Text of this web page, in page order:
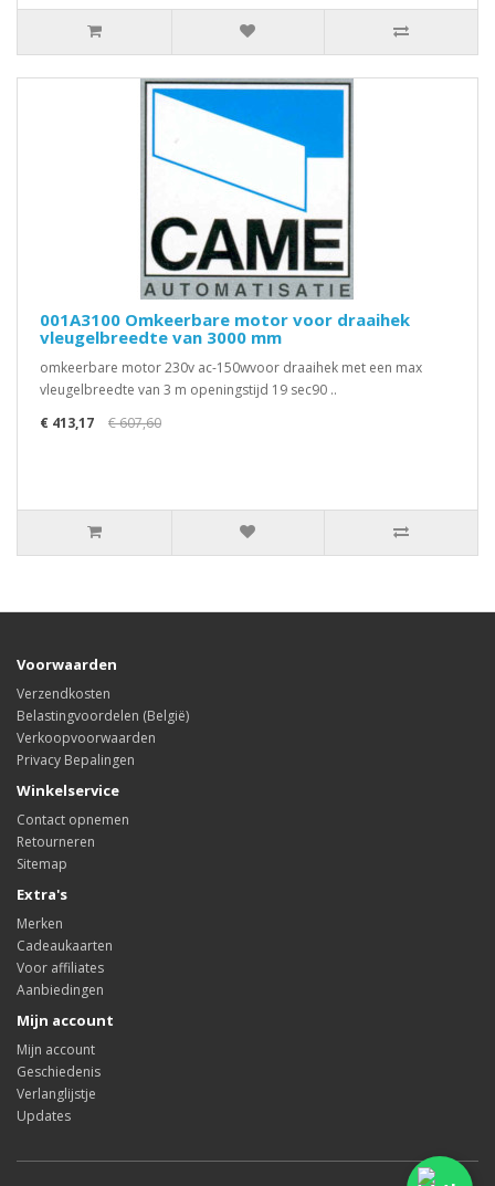
001A3100 Omkeerbare motor voor draaihek
vleugelbreedte van 3000 mm
omkeerbare motor 230v ac-150wvoor draaihek met een max
vleugelbreedte van 3 m openingstijd 19 sec90 ..
€ 413,17
€ 607,60
Voorwaarden
Verzendkosten
Belastingvoordelen (België)
Verkoopvoorwaarden
Privacy Bepalingen
Winkelservice
Contact opnemen
Retourneren
Sitemap
Extra's
Merken
Cadeaukaarten
Voor affiliates
Aanbiedingen
Mijn account
Mijn account
Geschiedenis
Verlanglijstje
Updates